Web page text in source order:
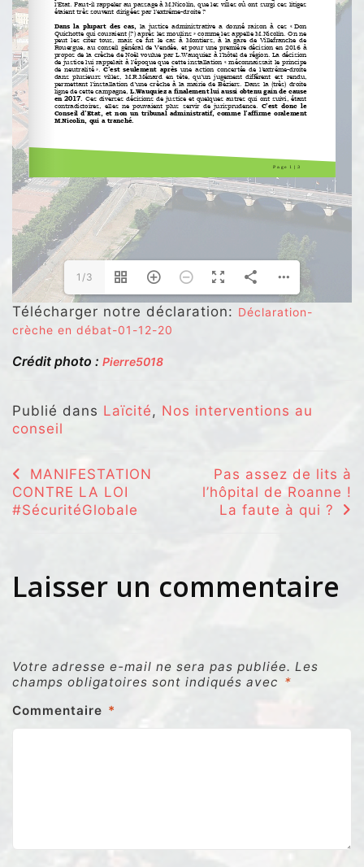
1/3
Télécharger notre déclaration: Déclaration-
crèche en débat-01-12-20
Crédit photo : Pierre5018
Publié dans Laïcité , Nos interventions au
conseil
Navigation
de
MANIFESTATION
CONTRE LA LOI
#SécuritéGlobale
Pas assez de lits à
l’hôpital de Roanne !
La faute à qui ?
Laisser un commentaire
Votre adresse e-mail ne sera pas publiée. Les
champs obligatoires sont indiqués avec *
Commentaire *